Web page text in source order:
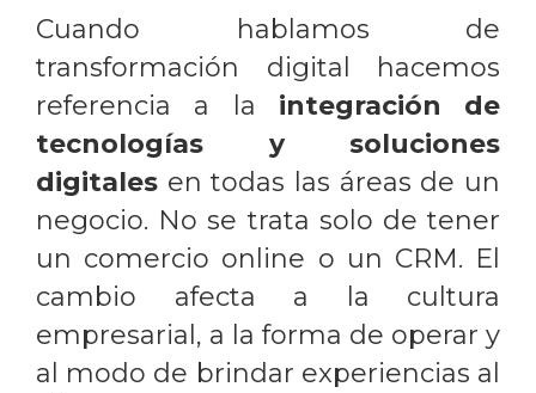
Cuando hablamos de
transformación digital hacemos
referencia a la integración de
tecnologías y soluciones
digitales en todas las áreas de un
negocio. No se trata solo de tener
un comercio online o un CRM. El
cambio afecta a la cultura
empresarial, a la forma de operar y
al modo de brindar experiencias al